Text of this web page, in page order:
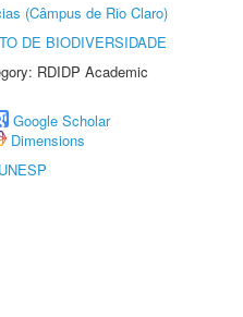
(Câmpus de Rio Claro)
DE BIODIVERSIDADE
RDIDP Academic
Google Scholar
Dimensions